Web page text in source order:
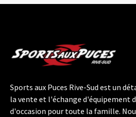
Sports aux Puces Rive-Sud est un
la vente et l'échange d'équipement
d'occasion pour toute la famille.